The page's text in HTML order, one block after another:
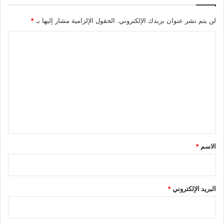
لن يتم نشر عنوان بريدك الإلكتروني. الحقول الإلزامية مشار إليها بـ*
*
الاسم *
البريد الإلكتروني*